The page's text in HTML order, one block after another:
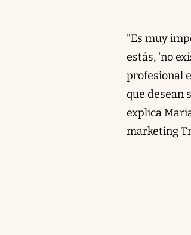
"Es muy
estás, 'no
profesional
que desean
explica
marketing